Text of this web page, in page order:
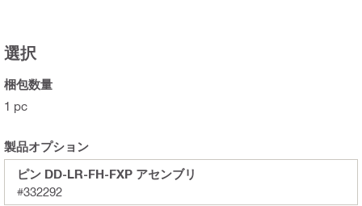
選択
梱包数量
1 pc
製品オプション
ピン DD-LR-FH-FXP アセンブリ
#332292